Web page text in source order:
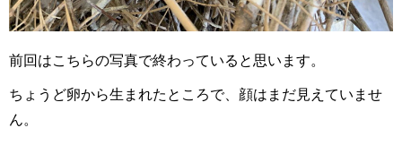
前回はこちらの写真で終わっていると思います。
ちょうど卵から生まれたところで、顔はまだ見えていませ
ん。